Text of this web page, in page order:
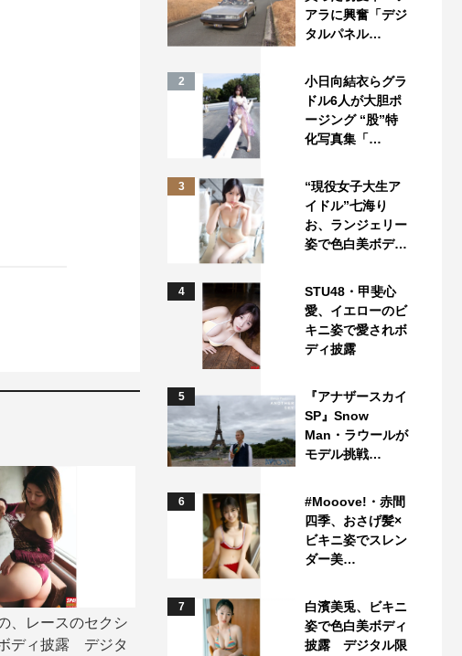
、レースのセクシ
ディ披露 デジタ
アラに興奮「デジ
タルパネル…
2
小日向結衣らグラ
ドル6人が大胆ポ
ージング “股”特
化写真集「…
3
“現役女子大生ア
イドル”七海り
お、ランジェリー
姿で色白美ボデ…
4
STU48・甲斐心
愛、イエローのビ
キニ姿で愛されボ
ディ披露
5
『アナザースカイ
SP』Snow
Man・ラウールが
モデル挑戦…
6
#Mooove!・赤間
四季、おさげ髪×
ビキニ姿でスレン
ダー美…
7
白濱美兎、ビキニ
姿で色白美ボディ
披露 デジタル限